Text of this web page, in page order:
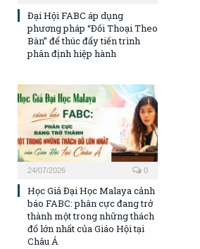
Đại Hội FABC áp dụng
phương pháp “Đối Thoại Theo
Bàn” để thúc đẩy tiến trình
phân định hiệp hành
24/07/2026 0
Học Giả Đại Học Malaya cảnh
báo FABC: phân cực đang trở
thành một trong những thách
đố lớn nhất của Giáo Hội tại
Châu Á